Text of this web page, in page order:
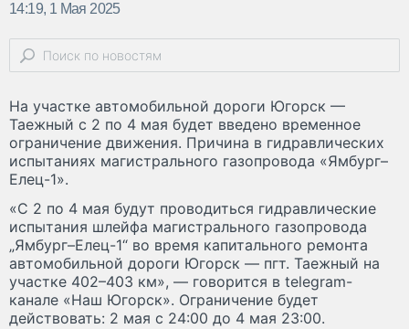
14:19, 1 Мая 2025
На участке автомобильной дороги Югорск —
Таежный с 2 по 4 мая будет введено временное
ограничение движения. Причина в гидравлических
испытаниях магистрального газопровода «Ямбург–
Елец-1».
«С 2 по 4 мая будут проводиться гидравлические
испытания шлейфа магистрального газопровода
„Ямбург–Елец-1“ во время капитального ремонта
автомобильной дороги Югорск — пгт. Таежный на
участке 402–403 км», — говорится в telegram-
канале «Наш Югорск». Ограничение будет
действовать: 2 мая с 24:00 до 4 мая 23:00.